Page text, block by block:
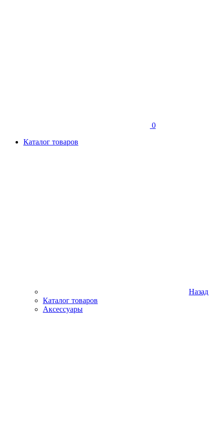
0
Каталог товаров
Назад
Каталог товаров
Аксессуары